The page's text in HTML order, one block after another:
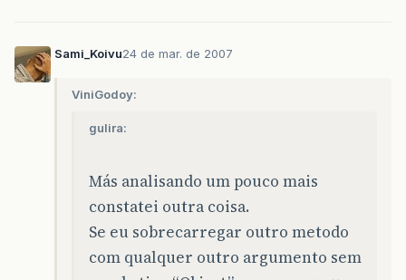
Sami_Koivu24 de mar. de 2007
ViniGodoy:
gulira:
Más analisando um pouco mais
constatei outra coisa.
Se eu sobrecarregar outro metodo
com qualquer outro argumento sem